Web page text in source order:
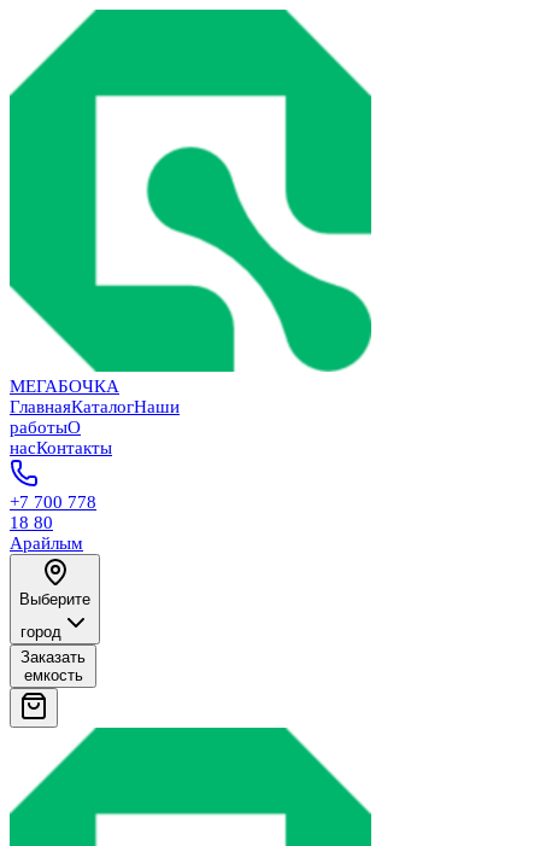
МЕГАБОЧКА
ГлавнаяКаталогНаши
работыО
насКонтакты
+7 700 778
18 80
Арайлым
Выберите
город
Заказать
емкость